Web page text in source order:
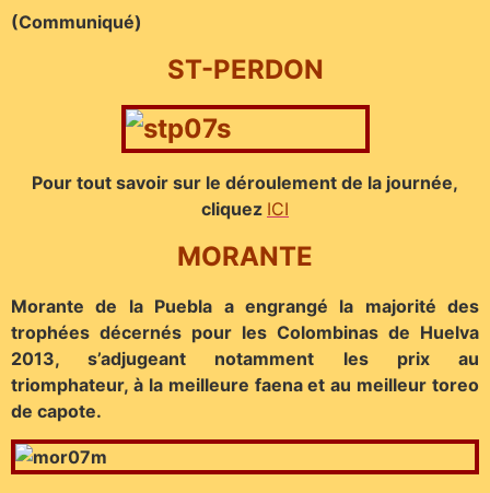
(Communiqué)
ST-PERDON
Pour tout savoir sur le déroulement de la journée,
cliquez ICI
MORANTE
Morante de la Puebla a engrangé la majorité des
trophées décernés pour les Colombinas de Huelva
2013, s’adjugeant notamment les prix au
triomphateur, à la meilleure faena et au meilleur toreo
de capote.